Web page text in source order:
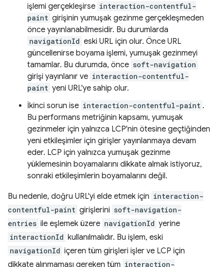
işlemi gerçekleşirse interaction-contentful-
paint girişinin yumuşak gezinme gerçekleşmeden
önce yayınlanabilmesidir. Bu durumlarda
navigationId eski URL için olur. Önce URL
güncellenirse boyama işlemi, yumuşak gezinmeyi
tamamlar. Bu durumda, önce soft-navigation
girişi yayınlanır ve interaction-contentful-
paint yeni URL'ye sahip olur.
İkinci sorun ise interaction-contentful-paint .
Bu performans metriğinin kapsamı, yumuşak
gezinmeler için yalnızca LCP'nin ötesine geçtiğinden
yeni etkileşimler için girişler yayınlanmaya devam
eder. LCP için yalnızca yumuşak gezinme
yüklemesinin boyamalarını dikkate almak istiyoruz,
sonraki etkileşimlerin boyamalarını değil.
Bu nedenle, doğru URL'yi elde etmek için interaction-
contentful-paint girişlerini soft-navigation-
entries ile eşlemek üzere navigationId yerine
interactionId kullanılmalıdır. Bu işlem, eski
navigationId içeren tüm girişleri işler ve LCP için
dikkate alınmaması gereken tüm interaction-